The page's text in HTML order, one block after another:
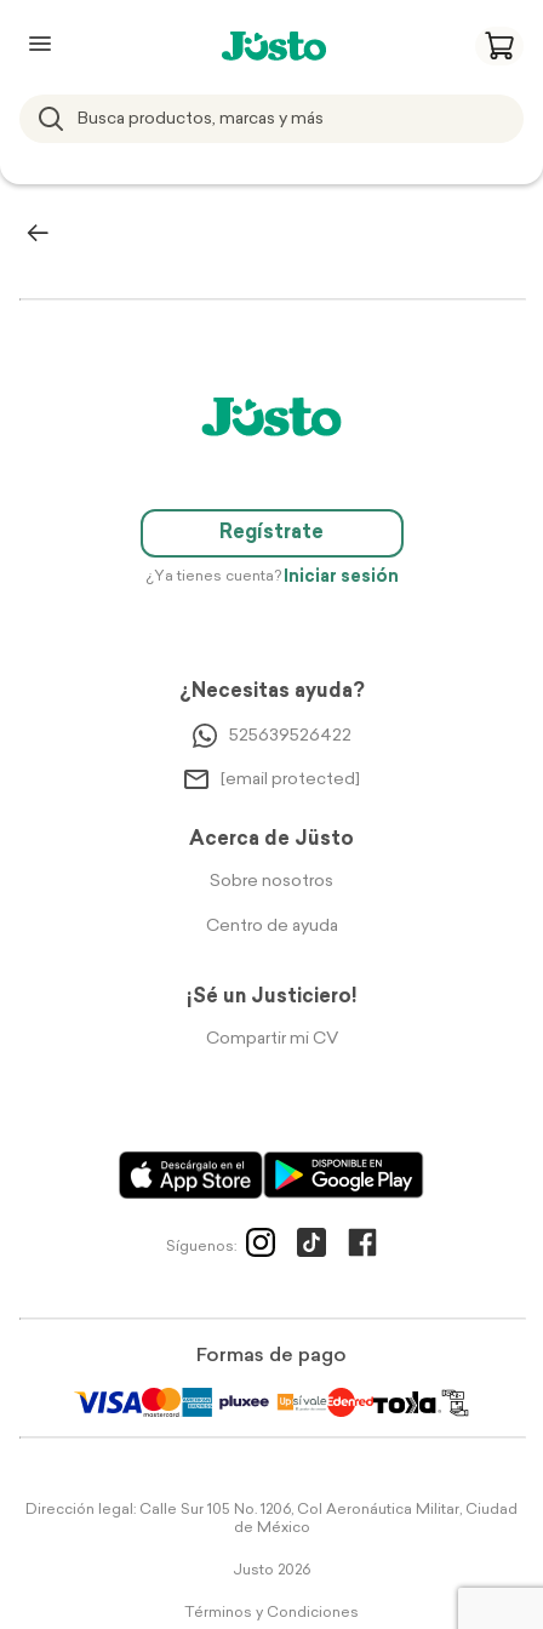
Regístrate
¿Ya tienes cuenta? Iniciar sesión
¿Necesitas ayuda?
525639526422
[email protected]
Acerca de Jüsto
Sobre nosotros
Centro de ayuda
¡Sé un Justiciero!
Compartir mi CV
Síguenos:
Formas de pago
Dirección legal: Calle Sur 105 No. 1206, Col Aeronáutica Militar, Ciudad
de México
Justo 2026
Términos y Condiciones